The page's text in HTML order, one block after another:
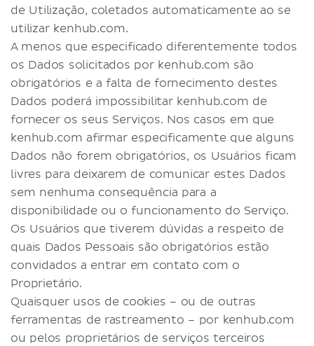
de Utilização, coletados automaticamente ao se
utilizar kenhub.com.
A menos que especificado diferentemente todos
os Dados solicitados por kenhub.com são
obrigatórios e a falta de fornecimento destes
Dados poderá impossibilitar kenhub.com de
fornecer os seus Serviços. Nos casos em que
kenhub.com afirmar especificamente que alguns
Dados não forem obrigatórios, os Usuários ficam
livres para deixarem de comunicar estes Dados
sem nenhuma consequência para a
disponibilidade ou o funcionamento do Serviço.
Os Usuários que tiverem dúvidas a respeito de
quais Dados Pessoais são obrigatórios estão
convidados a entrar em contato com o
Proprietário.
Quaisquer usos de cookies – ou de outras
ferramentas de rastreamento – por kenhub.com
ou pelos proprietários de serviços terceiros